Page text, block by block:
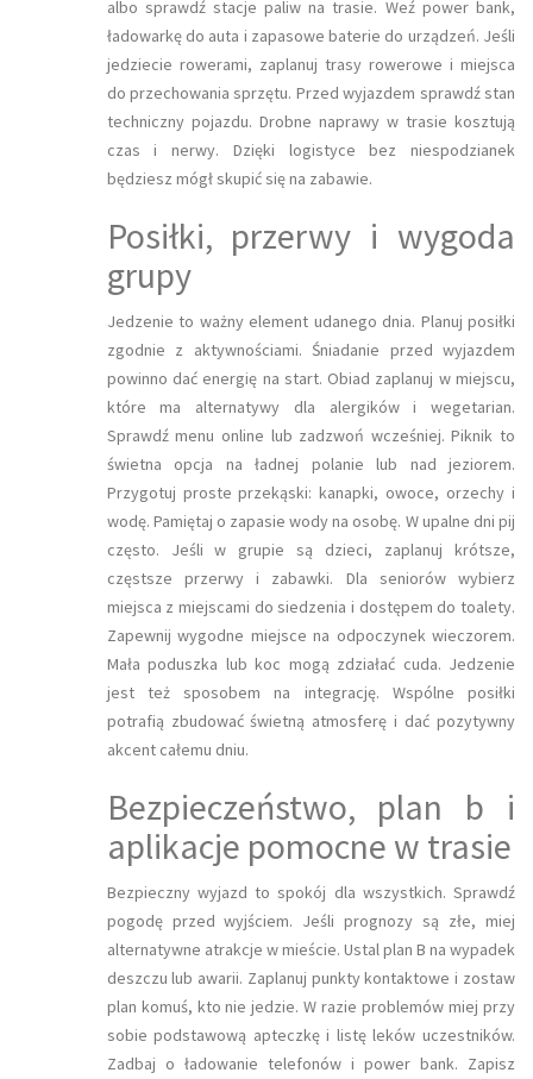
albo sprawdź stacje paliw na trasie. Weź power bank,
ładowarkę do auta i zapasowe baterie do urządzeń. Jeśli
jedziecie rowerami, zaplanuj trasy rowerowe i miejsca
do przechowania sprzętu. Przed wyjazdem sprawdź stan
techniczny pojazdu. Drobne naprawy w trasie kosztują
czas i nerwy. Dzięki logistyce bez niespodzianek
będziesz mógł skupić się na zabawie.
Posiłki, przerwy i wygoda
grupy
Jedzenie to ważny element udanego dnia. Planuj posiłki
zgodnie z aktywnościami. Śniadanie przed wyjazdem
powinno dać energię na start. Obiad zaplanuj w miejscu,
które ma alternatywy dla alergików i wegetarian.
Sprawdź menu online lub zadzwoń wcześniej. Piknik to
świetna opcja na ładnej polanie lub nad jeziorem.
Przygotuj proste przekąski: kanapki, owoce, orzechy i
wodę. Pamiętaj o zapasie wody na osobę. W upalne dni pij
często. Jeśli w grupie są dzieci, zaplanuj krótsze,
częstsze przerwy i zabawki. Dla seniorów wybierz
miejsca z miejscami do siedzenia i dostępem do toalety.
Zapewnij wygodne miejsce na odpoczynek wieczorem.
Mała poduszka lub koc mogą zdziałać cuda. Jedzenie
jest też sposobem na integrację. Wspólne posiłki
potrafią zbudować świetną atmosferę i dać pozytywny
akcent całemu dniu.
Bezpieczeństwo, plan b i
aplikacje pomocne w trasie
Bezpieczny wyjazd to spokój dla wszystkich. Sprawdź
pogodę przed wyjściem. Jeśli prognozy są złe, miej
alternatywne atrakcje w mieście. Ustal plan B na wypadek
deszczu lub awarii. Zaplanuj punkty kontaktowe i zostaw
plan komuś, kto nie jedzie. W razie problemów miej przy
sobie podstawową apteczkę i listę leków uczestników.
Zadbaj o ładowanie telefonów i power bank. Zapisz